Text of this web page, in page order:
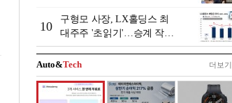
[보험연수원 AI사업 논란]
10
구형모 사장, LX홀딩스 최
대주주 '초읽기'…승계 작업
막바지?
Auto&Tech 더보기